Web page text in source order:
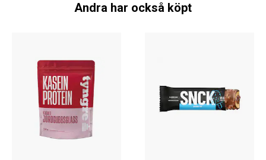
Andra har också köpt